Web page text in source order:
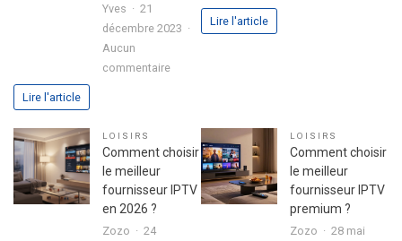
Yves
21
décembre 2023
Aucun
commentairesur
SE
disque
Lire l'article
Lire l'article
LOISIRS
Comment choisir
le meilleur
fournisseur IPTV
en 2026 ?
Zozo
24
LOISIRS
Comment choisir
le meilleur
fournisseur IPTV
premium ?
Zozo
28 mai